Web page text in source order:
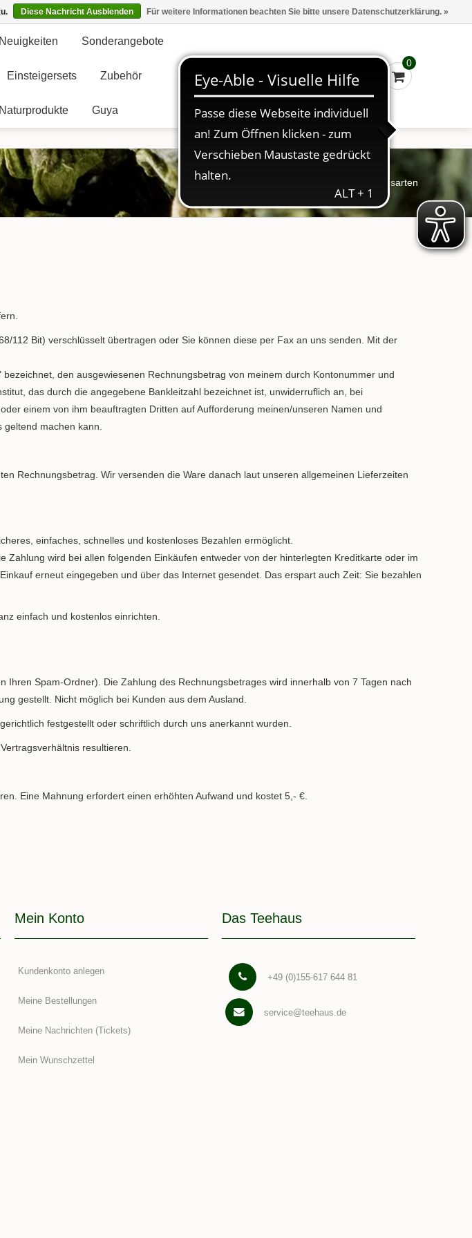
Marken Kasse - €0,00 Anmelden
Neuigkeiten Sonderangebote
Einsteigersets Zubehör
Guya
0
Zahlungsarten
112 Bit) verschlüsselt übertragen oder Sie können diese per Fax an uns senden. Mit der
den ausgewiesenen Rechnungsbetrag von meinem durch Kontonummer und
das durch die angegebene Bankleitzahl bezeichnet ist, unwiderruflich an, bei
einem von ihm beauftragten Dritten auf Aufforderung meinen/unseren Namen und
machen kann.
Rechnungsbetrag. Wir versenden die Ware danach laut unseren allgemeinen Lieferzeiten
einfaches, schnelles und kostenloses Bezahlen ermöglicht.
wird bei allen folgenden Einkäufen entweder von der hinterlegten Kreditkarte oder im
erneut eingegeben und über das Internet gesendet. Das erspart auch Zeit: Sie bezahlen
einfach und kostenlos einrichten.
Spam-Ordner). Die Zahlung des Rechnungsbetrages wird innerhalb von 7 Tagen nach
gestellt. Nicht möglich bei Kunden aus dem Ausland.
festgestellt oder schriftlich durch uns anerkannt wurden.
resultieren.
Eine Mahnung erfordert einen erhöhten Aufwand und kostet 5,- €.
Mein Konto
Kundenkonto anlegen
Meine Bestellungen
Meine Nachrichten (Tickets)
Mein Wunschzettel
Das Teehaus
+49 (0)155-617 644 81
service@teehaus.de
Diese Nachricht Ausblenden Für weitere Informationen beachten Sie bitte unsere Datenschutzerklärung. »